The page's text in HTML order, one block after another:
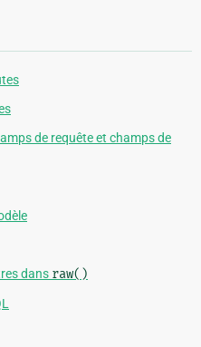
de requête et champs de
dans raw()